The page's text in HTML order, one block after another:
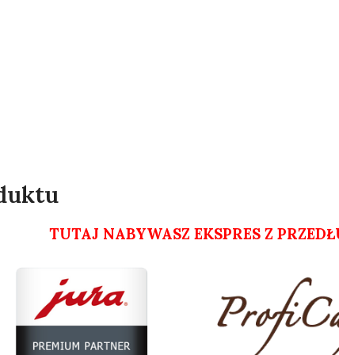
TUTAJ NABYWASZ EKSPRES Z